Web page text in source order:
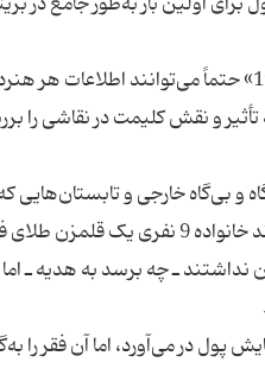
آثار درخشان نمایشگاه «گوستاو کلیمت؛ نقاشی، طراحی و زندگی مدرن در وین 1900» حتماً
و نقش کلیمت در نقاشی را
کوتاه گاه و بی‌گاه خارجی و تابستان‌هایی
کوهستانی می‌گذراند، او تقریباً همه عمرش را وطنش گذراند. گوستاو دومین
ـ چه برسد به هدیه ـ اما
پول در می‌آورد، اما آن فقر را